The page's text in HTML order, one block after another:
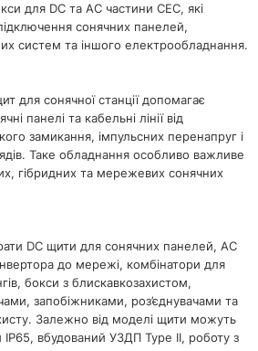
для DC та AC частини СЕС, які
сонячних панелей,
систем та іншого електрообладнання.
для сонячної станції допомагає
панелі та кабельні лінії від
замикання, імпульсних перенапруг і
Таке обладнання особливо важливе
гібридних та мережевих сонячних
DC щити для сонячних панелей, AC
до мережі, комбінатори для
бокси з блискавкозахистом,
запобіжниками, роз’єднувачами та
Залежно від моделі щити можуть
IP65, вбудований УЗДП Type II, роботу з